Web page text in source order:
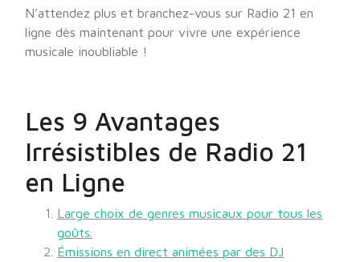
N’attendez plus et branchez-vous sur Radio 21 en
ligne dès maintenant pour vivre une expérience
musicale inoubliable !
Les 9 Avantages
Irrésistibles de Radio 21
en Ligne
Large choix de genres musicaux pour tous les
goûts.
Émissions en direct animées par des DJ